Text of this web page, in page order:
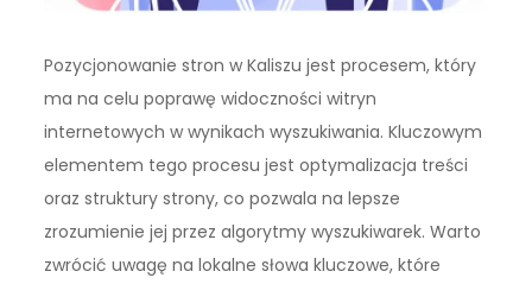
Pozycjonowanie stron w Kaliszu jest procesem, który
ma na celu poprawę widoczności witryn
internetowych w wynikach wyszukiwania. Kluczowym
elementem tego procesu jest optymalizacja treści
oraz struktury strony, co pozwala na lepsze
zrozumienie jej przez algorytmy wyszukiwarek. Warto
zwrócić uwagę na lokalne słowa kluczowe, które